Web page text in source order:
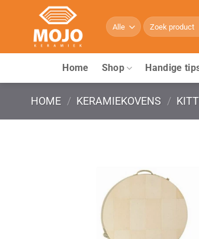
Zoeken
naar:
Home Shop Handige
HOME / KERAMIEKOVENS /